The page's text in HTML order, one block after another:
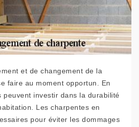
et de changement de la
faire au moment opportun. En
investir dans la durabilité
Les charpentes en
pour éviter les dommages